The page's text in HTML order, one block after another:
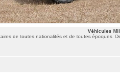
Véhicules
de toutes nationalités et de toutes époques.